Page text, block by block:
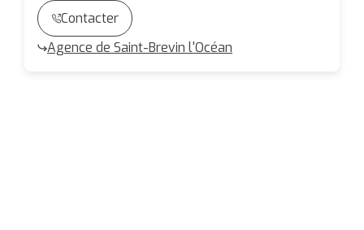
Contacter
Agence de Saint-Brevin l'Océan